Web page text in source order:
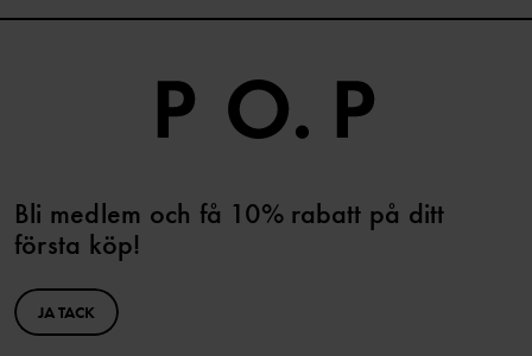
Bli medlem och få 10% rabatt på ditt
första köp!
JA TACK